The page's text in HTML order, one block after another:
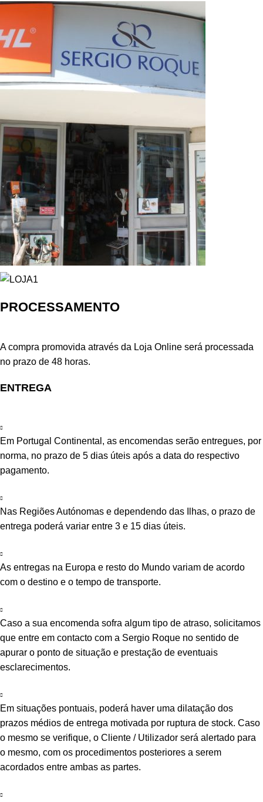
PROCESSAMENTO
A compra promovida através da Loja Online será processada
no prazo de 48 horas.
ENTREGA
Em Portugal Continental, as encomendas serão entregues, por
norma, no prazo de 5 dias úteis após a data do respectivo
pagamento.
Nas Regiões Autónomas e dependendo das Ilhas, o prazo de
entrega poderá variar entre 3 e 15 dias úteis.
As entregas na Europa e resto do Mundo variam de acordo
com o destino e o tempo de transporte.
Caso a sua encomenda sofra algum tipo de atraso, solicitamos
que entre em contacto com a Sergio Roque no sentido de
apurar o ponto de situação e prestação de eventuais
esclarecimentos.
Em situações pontuais, poderá haver uma dilatação dos
prazos médios de entrega motivada por ruptura de stock. Caso
o mesmo se verifique, o Cliente / Utilizador será alertado para
o mesmo, com os procedimentos posteriores a serem
acordados entre ambas as partes.